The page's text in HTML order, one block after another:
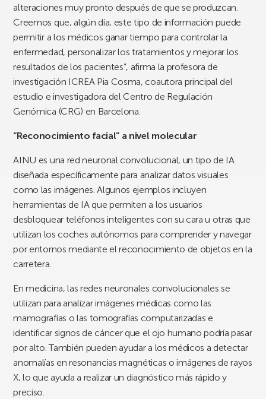
alteraciones muy pronto después de que se produzcan.
Creemos que, algún día, este tipo de información puede
permitir a los médicos ganar tiempo para controlar la
enfermedad, personalizar los tratamientos y mejorar los
resultados de los pacientes”, afirma la profesora de
investigación ICREA Pia Cosma, coautora principal del
estudio e investigadora del Centro de Regulación
Genómica (CRG) en Barcelona.
“Reconocimiento facial” a nivel molecular
AINU es una red neuronal convolucional, un tipo de IA
diseñada específicamente para analizar datos visuales
como las imágenes. Algunos ejemplos incluyen
herramientas de IA que permiten a los usuarios
desbloquear teléfonos inteligentes con su cara u otras que
utilizan los coches autónomos para comprender y navegar
por entornos mediante el reconocimiento de objetos en la
carretera.
En medicina, las redes neuronales convolucionales se
utilizan para analizar imágenes médicas como las
mamografías o las tomografías computarizadas e
identificar signos de cáncer que el ojo humano podría pasar
por alto. También pueden ayudar a los médicos a detectar
anomalías en resonancias magnéticas o imágenes de rayos
X, lo que ayuda a realizar un diagnóstico más rápido y
preciso.